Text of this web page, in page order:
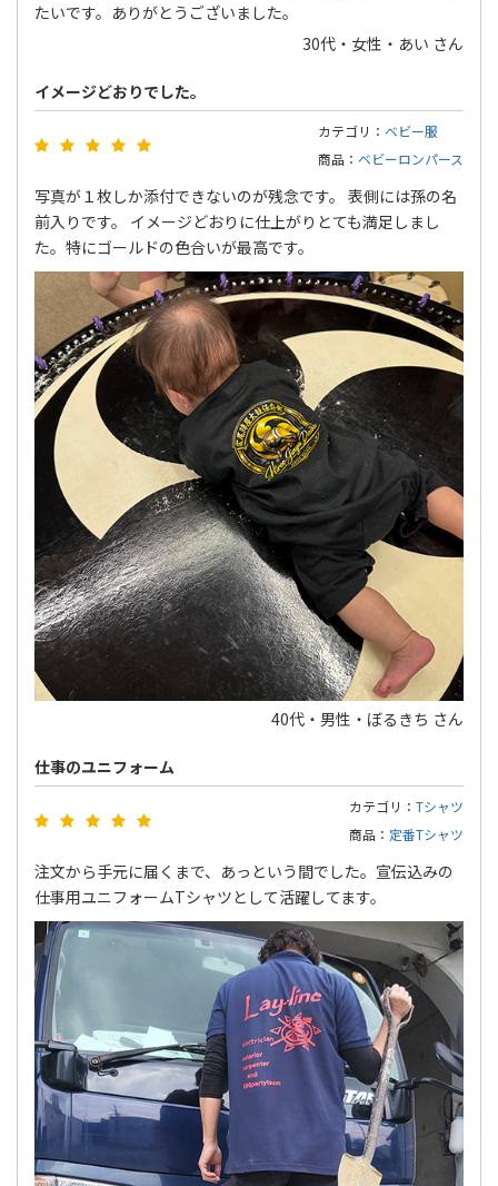
たいです。ありがとうございました。
30代・女性・あい さん
イメージどおりでした。
カテゴリ： ベビー服
商品： ベビーロンパース
写真が１枚しか添付できないのが残念です。 表側には孫の名
前入りです。 イメージどおりに仕上がりとても満足しまし
た。特にゴールドの色合いが最高です。
40代・男性・ぼるきち さん
仕事のユニフォーム
カテゴリ： Tシャツ
商品： 定番Tシャツ
注文から手元に届くまで、あっという間でした。宣伝込みの
仕事用ユニフォームTシャツとして活躍してます。